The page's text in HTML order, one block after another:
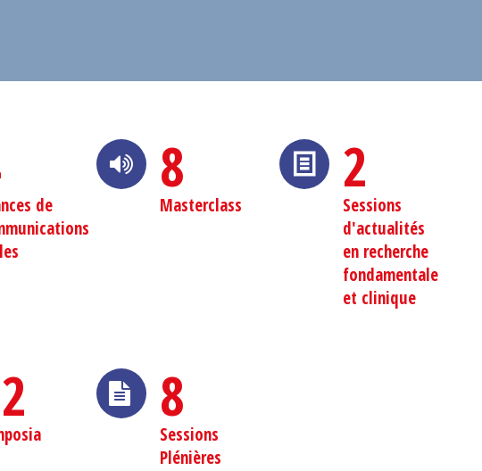
de
8
Masterclass
2
Sessions
d'actualités
en recherche
fondamentale
et clinique
8
Sessions
Plénières